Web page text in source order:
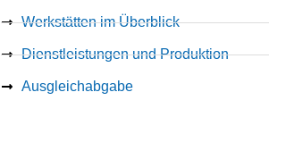
Werkstätten im Überblick
Dienstleistungen und Produktion
Ausgleichabgabe